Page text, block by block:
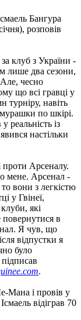
Бангура
розповів
клуб з України -
лише два сезони,
чесно
що всі гравці у
турніру, навіть
по шкірі.
реальність із
настільки
проти Арсеналу.
мене. Арсенал -
вони з легкістю
у Гвінеї,
які
в
Я чув, що
відпустки я
було
.
Мана і провів у
відіграв 70